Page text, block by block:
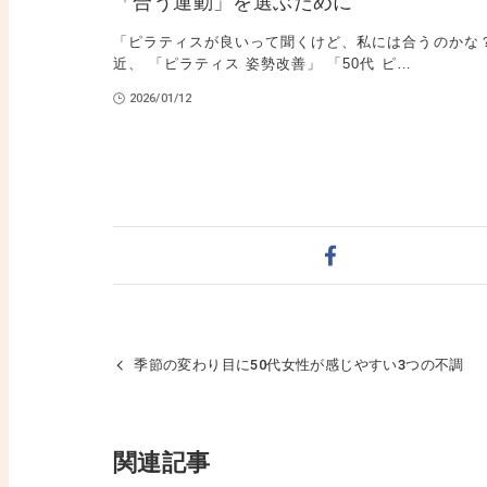
「ピラティスが良いって聞くけど、私には合うのかな
近、 「ピラティス 姿勢改善」 「50代 ピ…
2026/01/12
季節の変わり目に50代女性が感じやすい3つの不調
関連記事